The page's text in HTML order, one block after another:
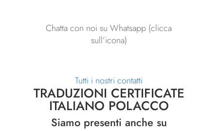
Chatta con noi su Whatsapp (clicca
sull’icona)
Tutti i nostri contatti
TRADUZIONI CERTIFICATE
ITALIANO POLACCO
Siamo presenti anche su